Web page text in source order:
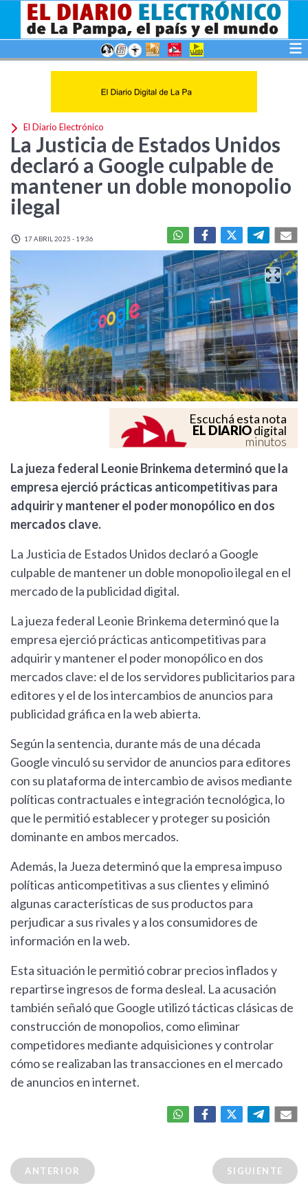
El Diario Electrónico
La Justicia de Estados Unidos
declaró a Google culpable de
mantener un doble monopolio
ilegal
17 ABRIL 2025 - 19:36
Escuchá esta nota
EL DIARIOdigital
minutos
La jueza federal Leonie Brinkema determinó que la
empresa ejerció prácticas anticompetitivas para
adquirir y mantener el poder monopólico en dos
mercados clave.
La Justicia de Estados Unidos declaró a Google
culpable de mantener un doble monopolio ilegal en el
mercado de la publicidad digital.
La jueza federal Leonie Brinkema determinó que la
empresa ejerció prácticas anticompetitivas para
adquirir y mantener el poder monopólico en dos
mercados clave: el de los servidores publicitarios para
editores y el de los intercambios de anuncios para
publicidad gráfica en la web abierta.
Según la sentencia, durante más de una década
Google vinculó su servidor de anuncios para editores
con su plataforma de intercambio de avisos mediante
políticas contractuales e integración tecnológica, lo
que le permitió establecer y proteger su posición
dominante en ambos mercados.
Además, la Jueza determinó que la empresa impuso
políticas anticompetitivas a sus clientes y eliminó
algunas características de sus productos para
perjudicar a sus rivales y a los consumidores de
información en la web.
Esta situación le permitió cobrar precios inflados y
repartirse ingresos de forma desleal. La acusación
también señaló que Google utilizó tácticas clásicas de
construcción de monopolios, como eliminar
competidores mediante adquisiciones y controlar
cómo se realizaban las transacciones en el mercado
de anuncios en internet.
ANTERIOR SIGUIENTE